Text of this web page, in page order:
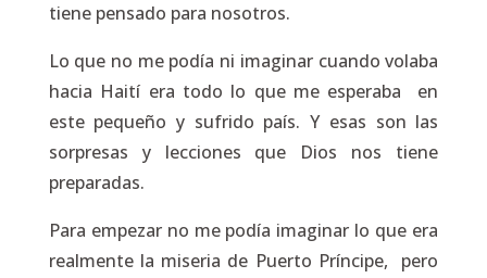
tiene pensado para nosotros.
Lo que no me podía ni imaginar cuando volaba
hacia Haití era todo lo que me esperaba en
este pequeño y sufrido país. Y esas son las
sorpresas y lecciones que Dios nos tiene
preparadas.
Para empezar no me podía imaginar lo que era
realmente la miseria de Puerto Príncipe, pero